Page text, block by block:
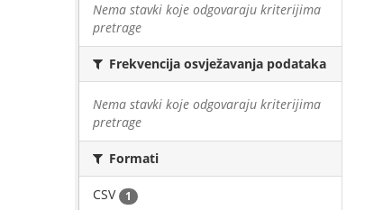
Nema stavki koje odgovaraju kriterijima
pretrage
Frekvencija osvježavanja podataka
Nema stavki koje odgovaraju kriterijima
pretrage
Formati
CSV 1